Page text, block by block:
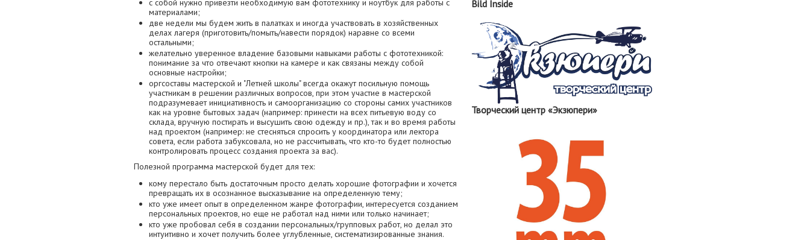
с собой нужно привезти необходимую вам фототехнику и ноутбук для работы с
материалами;
две недели мы будем жить в палатках и иногда участвовать в хозяйственных
делах лагеря (приготовить/помыть/навести порядок) наравне со всеми
остальными;
желательно уверенное владение базовыми навыками работы с фототехникой:
понимание за что отвечают кнопки на камере и как связаны между собой
основные настройки;
оргсоставы мастерской и "Летней школы" всегда окажут посильную помощь
участникам в решении различных вопросов, при этом участие в мастерской
подразумевает инициативность и самоорганизацию со стороны самих участников
как на уровне бытовых задач (например: принести на всех питьевую воду со
склада, вручную постирать и высушить свою одежду и пр.), так и во время работы
над проектом (например: не стесняться спросить у координатора или лектора
совета, если работа забуксовала, но не рассчитывать, что кто-то будет полностью
контролировать процесс создания проекта за вас).
Полезной программа мастерской будет для тех:
кому перестало быть достаточным просто делать хорошие фотографии и хочется
превращать их в осознанное высказывание на определенную тему;
кто уже имеет опыт в определенном жанре фотографии, интересуется созданием
персональных проектов, но еще не работал над ними или только начинает;
кто уже пробовал себя в создании персональных/групповых работ, но делал это
интуитивно и хочет получить более углубленные, систематизированные знания.
Bild Inside
Творческий центр «Экзюпери»